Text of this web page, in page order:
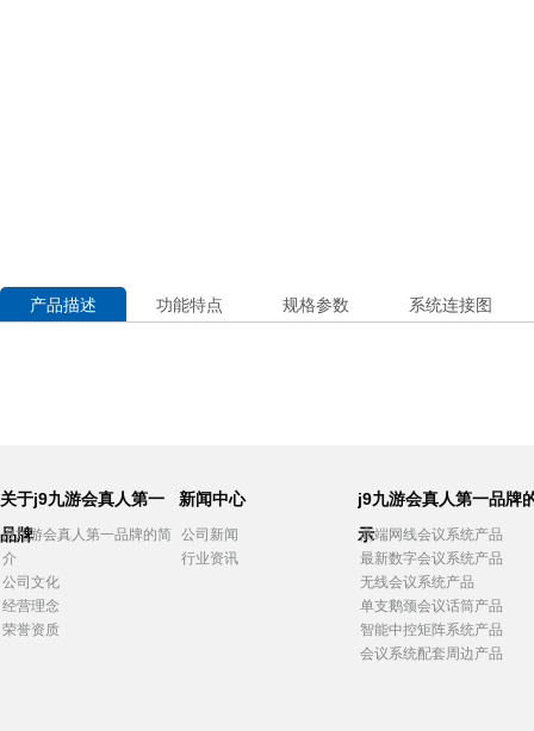
产品描述 功能特点 规格参数 系统连接图
关于j9九游会真人第一
品牌
j9九游会真人第一品牌的简
介
公司文化
经营理念
荣誉资质
新闻中心
公司新闻
行业资讯
j9九游会真人第一品牌
示
高端网线会议系统产品
最新数字会议系统产品
无线会议系统产品
单支鹅颈会议话筒产品
智能中控矩阵系统产品
会议系统配套周边产品